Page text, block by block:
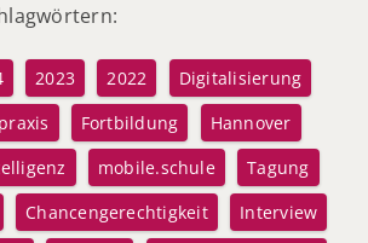
2023 2022
Digitalisierung
Fortbildung
Hannover
mobile.schule
Tagung
Chancengerechtigkeit
Interview